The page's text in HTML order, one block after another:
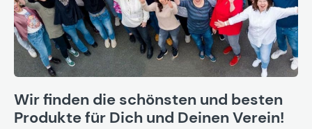
Wir finden die schönsten und besten
Produkte für Dich und Deinen Verein!